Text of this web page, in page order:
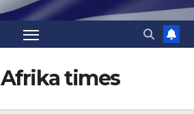
Afrika times